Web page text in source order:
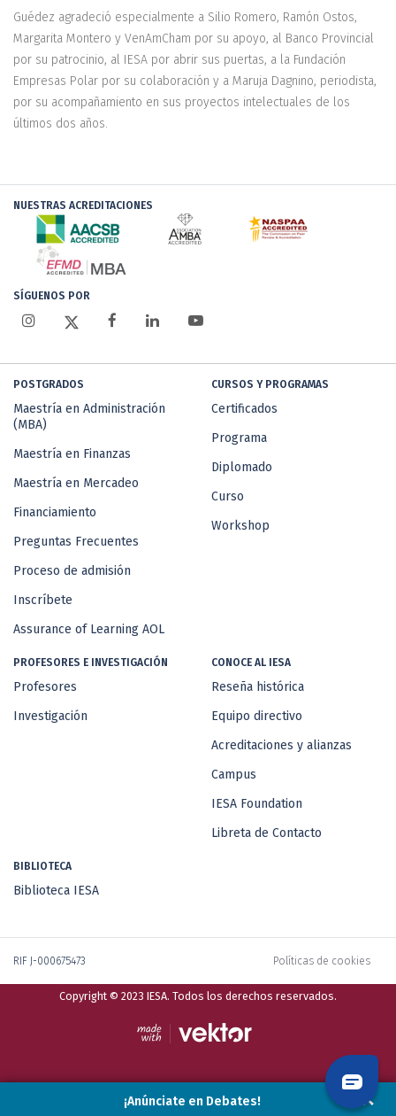
Guédez agradeció especialmente a Silio Romero, Ramón Ostos,
Margarita Montero y VenAmCham por su apoyo, al Banco Provincial
por su patrocinio, al IESA por abrir sus puertas, a la Fundación
Empresas Polar por su colaboración y a Maruja Dagnino, periodista,
por su acompañamiento en sus proyectos intelectuales de los
últimos dos años.
NUESTRAS ACREDITACIONES
SÍGUENOS POR
POSTGRADOS
Maestría en Administración
(MBA)
Maestría en Finanzas
Maestría en Mercadeo
Financiamiento
Preguntas Frecuentes
Proceso de admisión
Inscríbete
Assurance of Learning AOL
CURSOS Y PROGRAMAS
Certificados
Programa
Diplomado
Curso
Workshop
PROFESORES E INVESTIGACIÓN
Profesores
Investigación
CONOCE AL IESA
Reseña histórica
Equipo directivo
Acreditaciones y alianzas
Campus
IESA Foundation
Libreta de Contacto
BIBLIOTECA
Biblioteca IESA
RIF J-000675473 Políticas de cookies
Copyright © 2023 IESA. Todos los derechos reservados.
¡Anúnciate en Debates!